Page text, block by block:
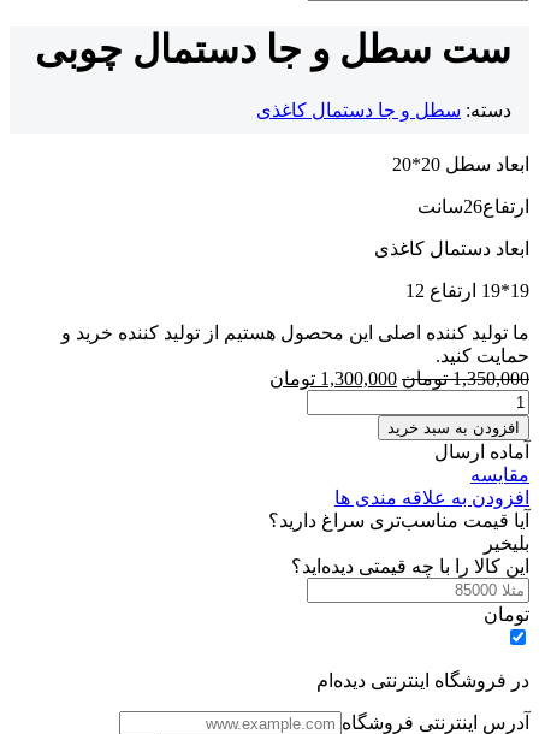
ست سطل و جا دستمال چوبی
دسته: سطل و جا دستمال کاغذی
ابعاد سطل 20*20
ارتفاع26سانت
ابعاد دستمال کاغذی
19*19 ارتفاع 12
ما تولید کننده اصلی این محصول هستیم از تولید کننده خرید و
حمایت کنید.
1,350,000 تومان 1,300,000 تومان
افزودن به سبد خرید
آماده ارسال
مقایسه
افزودن به علاقه مندی ها
آیا قیمت مناسب‌تری سراغ دارید؟
بلیخیر
این کالا را با چه قیمتی دیده‌اید؟
تومان
در فروشگاه اینترنتی دیده‌ام
آدرس اینترنتی فروشگاه